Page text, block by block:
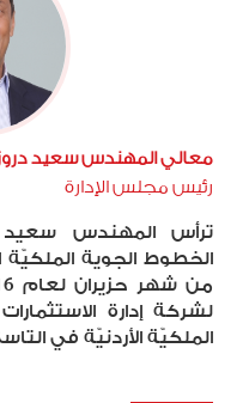
معالي المهندس سعيد
رئيس مجلس الإدارة
ترأس المهندس
الخطوط الجوية الملكيّة
لشركة إدارة
الملكيّة الأردنيّة في